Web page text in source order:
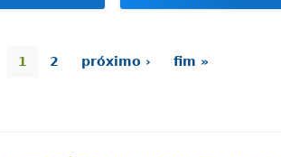
1 2 próximo › fim »